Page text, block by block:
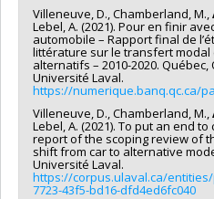
Villeneuve, D., Chamberland, M.,
Lebel, A. (2021). Pour en finir
automobile – Rapport final de
littérature sur le transfert modal
alternatifs – 2010-2020. Québec,
Université Laval.
https://numerique.banq.qc.ca/
Villeneuve, D., Chamberland, M.,
Lebel, A. (2021). To put an end
report of the scoping review of
shift from car to alternative
Université Laval.
https://corpus.ulaval.ca/
7723-43f5-bd16-dfd4ed6fc040